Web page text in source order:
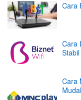
Cara
Cara
Stabil
Cara